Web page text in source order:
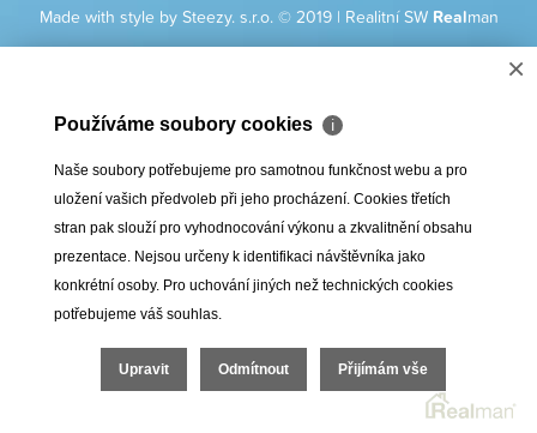
Made with style by Steezy. s.r.o. © 2019| Realitní SW Realman
×
Používáme soubory cookies ℹ
Naše soubory potřebujeme pro samotnou funkčnost webu a pro
uložení vašich předvoleb při jeho procházení. Cookies třetích
stran pak slouží pro vyhodnocování výkonu a zkvalitnění obsahu
prezentace. Nejsou určeny k identifikaci návštěvníka jako
konkrétní osoby. Pro uchování jiných než technických cookies
potřebujeme váš souhlas.
Upravit Odmítnout Přijímám vše